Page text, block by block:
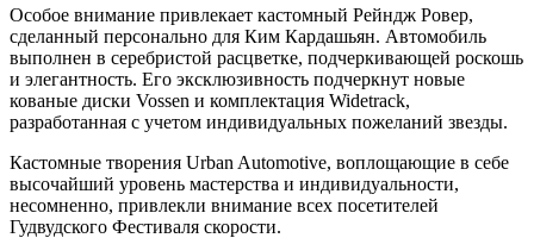
Особое внимание привлекает кастомный Рейндж Ровер,
сделанный персонально для Ким Кардашьян. Автомобиль
выполнен в серебристой расцветке, подчеркивающей роскошь
и элегантность. Его эксклюзивность подчеркнут новые
кованые диски Vossen и комплектация Widetrack,
разработанная с учетом индивидуальных пожеланий звезды.
Кастомные творения Urban Automotive, воплощающие в себе
высочайший уровень мастерства и индивидуальности,
несомненно, привлекли внимание всех посетителей
Гудвудского Фестиваля скорости.